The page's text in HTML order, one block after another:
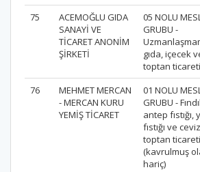
75
ACEMOĞLU GIDA
SANAYİ VE
TİCARET ANONİM
ŞİRKETİ
05 NOLU
GRUBU -
gıda, içecek
toptan ticareti
76
MEHMET MERCAN
- MERCAN KURU
YEMİŞ TİCARET
01 NOLU
GRUBU -
antep fıstığı,
fıstığı ve ceviz
toptan ticareti
(kavrulmuş
hariç)